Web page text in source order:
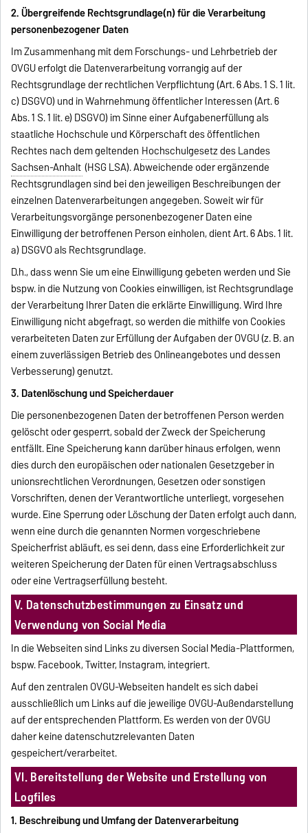
2. Übergreifende Rechtsgrundlage(n) für die Verarbeitung
personenbezogener Daten
Im Zusammenhang mit dem Forschungs- und Lehrbetrieb der
OVGU erfolgt die Datenverarbeitung vorrangig auf der
Rechtsgrundlage der rechtlichen Verpflichtung (Art. 6 Abs. 1 S. 1 lit.
c) DSGVO) und in Wahrnehmung öffentlicher Interessen (Art. 6
Abs. 1 S. 1 lit. e) DSGVO) im Sinne einer Aufgabenerfüllung als
staatliche Hochschule und Körperschaft des öffentlichen
Rechtes nach dem geltenden Hochschulgesetz des Landes
Sachsen-Anhalt (HSG LSA). Abweichende oder ergänzende
Rechtsgrundlagen sind bei den jeweiligen Beschreibungen der
einzelnen Datenverarbeitungen angegeben. Soweit wir für
Verarbeitungsvorgänge personenbezogener Daten eine
Einwilligung der betroffenen Person einholen, dient Art. 6 Abs. 1 lit.
a) DSGVO als Rechtsgrundlage.
D.h., dass wenn Sie um eine Einwilligung gebeten werden und Sie
bspw. in die Nutzung von Cookies einwilligen, ist Rechtsgrundlage
der Verarbeitung Ihrer Daten die erklärte Einwilligung. Wird Ihre
Einwilligung nicht abgefragt, so werden die mithilfe von Cookies
verarbeiteten Daten zur Erfüllung der Aufgaben der OVGU (z. B. an
einem zuverlässigen Betrieb des Onlineangebotes und dessen
Verbesserung) genutzt.
3. Datenlöschung und Speicherdauer
Die personenbezogenen Daten der betroffenen Person werden
gelöscht oder gesperrt, sobald der Zweck der Speicherung
entfällt. Eine Speicherung kann darüber hinaus erfolgen, wenn
dies durch den europäischen oder nationalen Gesetzgeber in
unionsrechtlichen Verordnungen, Gesetzen oder sonstigen
Vorschriften, denen der Verantwortliche unterliegt, vorgesehen
wurde. Eine Sperrung oder Löschung der Daten erfolgt auch dann,
wenn eine durch die genannten Normen vorgeschriebene
Speicherfrist abläuft, es sei denn, dass eine Erforderlichkeit zur
weiteren Speicherung der Daten für einen Vertragsabschluss
oder eine Vertragserfüllung besteht.
V. Datenschutzbestimmungen zu Einsatz und
Verwendung von Social Media
In die Webseiten sind Links zu diversen Social Media-Plattformen,
bspw. Facebook, Twitter, Instagram, integriert.
Auf den zentralen OVGU-Webseiten handelt es sich dabei
ausschließlich um Links auf die jeweilige OVGU-Außendarstellung
auf der entsprechenden Plattform. Es werden von der OVGU
daher keine datenschutzrelevanten Daten
gespeichert/verarbeitet.
VI. Bereitstellung der Website und Erstellung von
Logfiles
1. Beschreibung und Umfang der Datenverarbeitung